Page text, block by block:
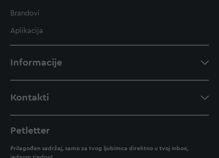
Brandovi
Aplikacija
Informacije
Kontakti
Petletter
Prilagođen sadržaj, samo za tvog ljubimca direktno u tvoj inbox,
jednom tjedno!